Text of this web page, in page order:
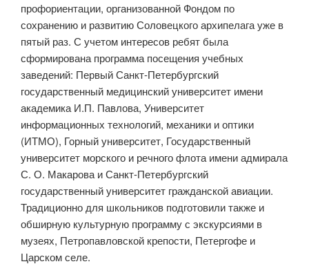
профориентации, организованной Фондом по
сохранению и развитию Соловецкого архипелага уже в
пятый раз. С учетом интересов ребят была
сформирована программа посещения учебных
заведений: Первый Санкт-Петербургский
государственный медицинский университет имени
академика И.П. Павлова, Университет
информационных технологий, механики и оптики
(ИТМО), Горный университет, Государственный
университет морского и речного флота имени адмирала
С. О. Макарова и Санкт-Петербургский
государственный университет гражданской авиации.
Традиционно для школьников подготовили также и
обширную культурную программу с экскурсиями в
музеях, Петропавловской крепости, Петергофе и
Царском селе.